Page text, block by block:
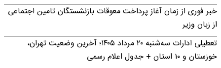
خبر فوری از زمان آغاز پرداخت معوقات بازنشستگان تامین اجتماعی
از زبان وزیر
تعطیلی ادارات سه‌شنبه ۲۰ مرداد ۱۴۰۵؛ آخرین وضعیت تهران،
خوزستان و ۱۰ استان + جدول اعلام رسمی